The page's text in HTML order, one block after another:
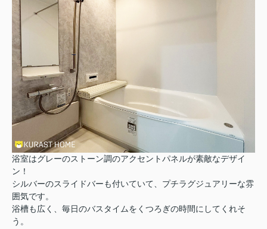
浴室はグレーのストーン調のアクセントパネルが素敵なデザイ
ン！
シルバーのスライドバーも付いていて、プチラグジュアリーな雰
囲気です。
浴槽も広く、毎日のバスタイムをくつろぎの時間にしてくれそ
う。